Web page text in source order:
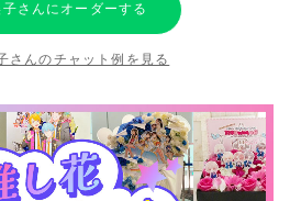
さんにオーダーする
さんのチャット例を見る